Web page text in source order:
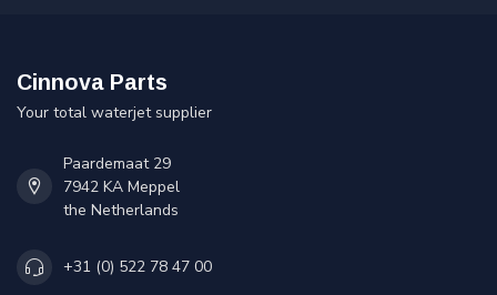
Cinnova Parts
Your total waterjet supplier
Paardemaat 29
7942 KA Meppel
the Netherlands
+31 (0) 522 78 47 00